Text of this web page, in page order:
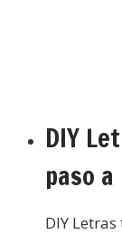
DIY
paso a
DIY